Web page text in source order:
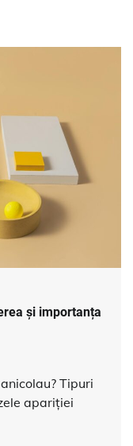
și importanța
Tipuri
apariției